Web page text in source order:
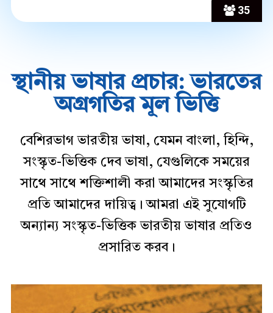
35
স্থানীয় ভাষার প্রচার: ভারতের
অগ্রগতির মূল ভিত্তি
বেশিরভাগ ভারতীয় ভাষা, যেমন বাংলা, হিন্দি,
সংস্কৃত-ভিত্তিক দেব ভাষা, যেগুলিকে সময়ের
সাথে সাথে শক্তিশালী করা আমাদের সংস্কৃতির
প্রতি আমাদের দায়িত্ব। আমরা এই সুযোগটি
অন্যান্য সংস্কৃত-ভিত্তিক ভারতীয় ভাষার প্রতিও
প্রসারিত করব।